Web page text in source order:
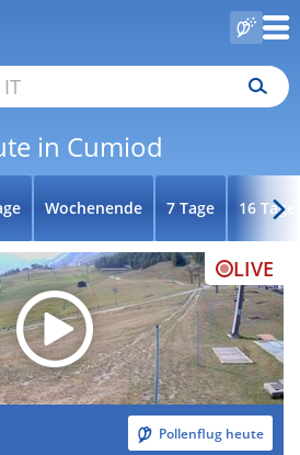
in Cumiod
Wochenende 7 Tage 16 Tage
LIVE
Pollenflug heute